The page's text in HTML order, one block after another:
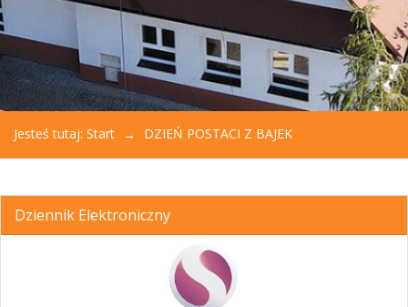
Jesteś tutaj: Start DZIEŃ POSTACI Z BAJEK
Dziennik Elektroniczny